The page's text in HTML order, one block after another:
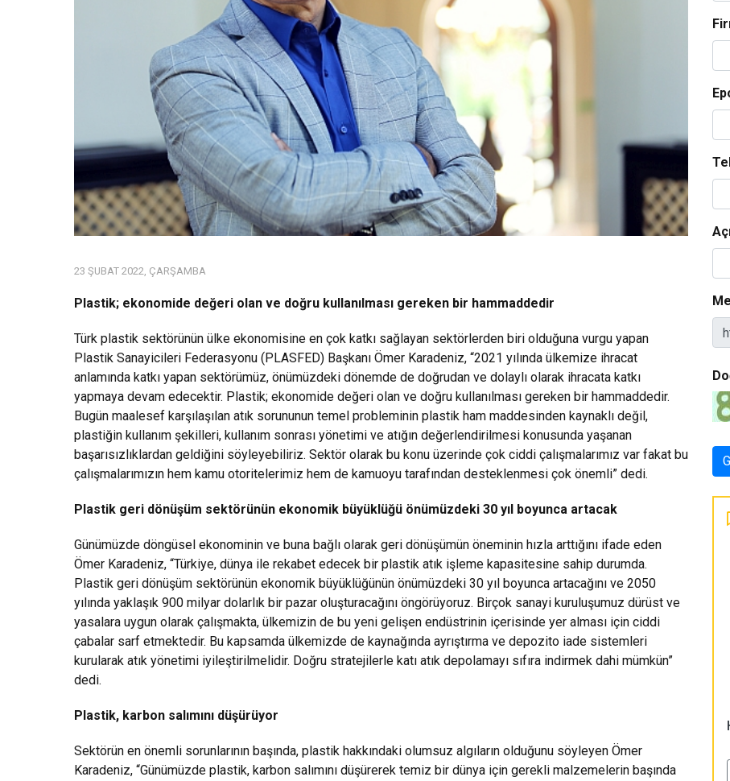
23 ŞUBAT 2022, ÇARŞAMBA
Plastik; ekonomide değeri olan ve doğru kullanılması gereken bir hammaddedir
Türk plastik sektörünün ülke ekonomisine en çok katkı sağlayan sektörlerden biri olduğuna vurgu yapan
Plastik Sanayicileri Federasyonu (PLASFED) Başkanı Ömer Karadeniz, “2021 yılında ülkemize ihracat
anlamında katkı yapan sektörümüz, önümüzdeki dönemde de doğrudan ve dolaylı olarak ihracata katkı
yapmaya devam edecektir. Plastik; ekonomide değeri olan ve doğru kullanılması gereken bir hammaddedir.
Bugün maalesef karşılaşılan atık sorununun temel probleminin plastik ham maddesinden kaynaklı değil,
plastiğin kullanım şekilleri, kullanım sonrası yönetimi ve atığın değerlendirilmesi konusunda yaşanan
başarısızlıklardan geldiğini söyleyebiliriz. Sektör olarak bu konu üzerinde çok ciddi çalışmalarımız var fakat bu
çalışmalarımızın hem kamu otoritelerimiz hem de kamuoyu tarafından desteklenmesi çok önemli” dedi.
Plastik geri dönüşüm sektörünün ekonomik büyüklüğü önümüzdeki 30 yıl boyunca artacak
Günümüzde döngüsel ekonominin ve buna bağlı olarak geri dönüşümün öneminin hızla arttığını ifade eden
Ömer Karadeniz, “Türkiye, dünya ile rekabet edecek bir plastik atık işleme kapasitesine sahip durumda.
Plastik geri dönüşüm sektörünün ekonomik büyüklüğünün önümüzdeki 30 yıl boyunca artacağını ve 2050
yılında yaklaşık 900 milyar dolarlık bir pazar oluşturacağını öngörüyoruz. Birçok sanayi kuruluşumuz dürüst ve
yasalara uygun olarak çalışmakta, ülkemizin de bu yeni gelişen endüstrinin içerisinde yer alması için ciddi
çabalar sarf etmektedir. Bu kapsamda ülkemizde de kaynağında ayrıştırma ve depozito iade sistemleri
kurularak atık yönetimi iyileştirilmelidir. Doğru stratejilerle katı atık depolamayı sıfıra indirmek dahi mümkün”
dedi.
Plastik, karbon salımını düşürüyor
Sektörün en önemli sorunlarının başında, plastik hakkındaki olumsuz algıların olduğunu söyleyen Ömer
Karadeniz, “Günümüzde plastik, karbon salımını düşürerek temiz bir dünya için gerekli malzemelerin başında